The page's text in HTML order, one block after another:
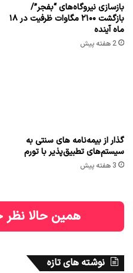
بازسازی نیروگاه‌های “بفجر”/
بازگشت ۲۱۰۰ مگاوات ظرفیت در ۱۸
ماه آینده
2 هفته پیش
گذار از بیمه‌نامه های سنتی به
سیستم‌های تطبیق‌پذیر با تورم
3 هفته پیش
همین حالا نظر
نوشته های تازه